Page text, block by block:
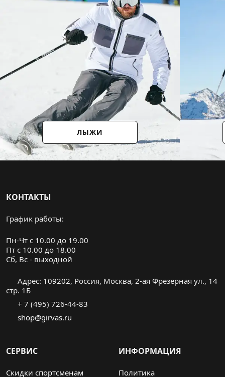
ЛЫЖИ
КОНТАКТЫ
График работы:
Пн-Чт с 10.00 до 19.00
Пт с 10.00 до 18.00
Cб, Вс - выходной
Адрес: 109202, Россия, Москва, 2-ая Фрезерная ул., 14
стр. 1Б
+ 7 (495) 726-44-83
shop@girvas.ru
СЕРВИС
Скидки спортсменам
ИНФОРМАЦИЯ
Политика